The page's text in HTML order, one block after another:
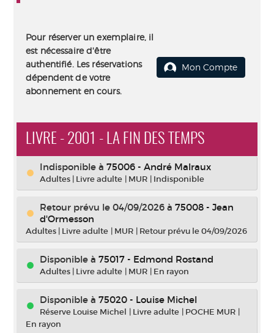
Pour réserver un exemplaire, il
est nécessaire d'être
authentifié. Les réservations
dépendent de votre
abonnement en cours.
Mon Compte
LIVRE - 2001 - LA FIN DES TEMPS
Indisponible à 75006 - André Malraux
Adultes | Livre adulte | MUR | Indisponible
Retour prévu le 04/09/2026 à 75008 - Jean
d'Ormesson
Adultes | Livre adulte | MUR | Retour prévu le 04/09/2026
Disponible à 75017 - Edmond Rostand
Adultes | Livre adulte | MUR | En rayon
Disponible à 75020 - Louise Michel
Réserve Louise Michel | Livre adulte | POCHE MUR |
En rayon